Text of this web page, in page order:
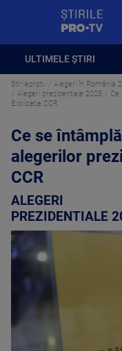
ULTIMELE ȘTIRI
Stirileprotv Alegeri în România
Alegeri prezidentiale 2025
Ce
Explicația CCR
Ce se
alegerilor
CCR
ALEGERI
PREZIDENTIALE